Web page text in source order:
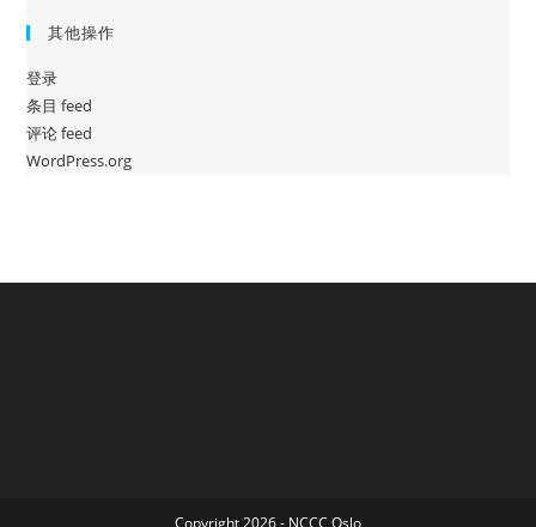
其他操作
登录
条目 feed
评论 feed
WordPress.org
Copyright 2026 - NCCC Oslo